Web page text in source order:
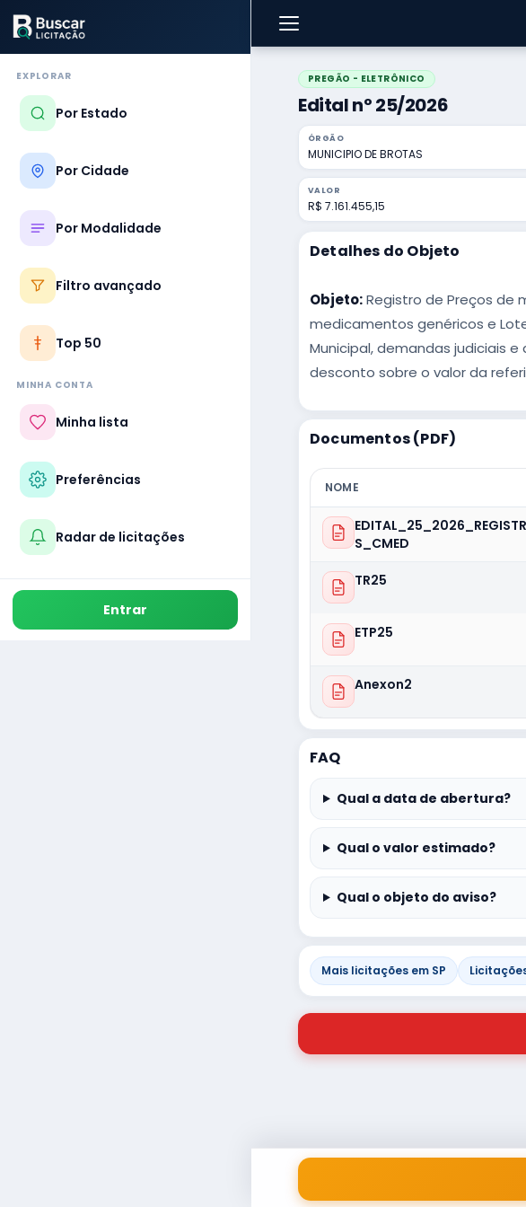
EXPLORAR
Por Estado
Por Cidade
Por Modalidade
Filtro avançado
Top 50
MINHA CONTA
Minha lista
Preferências
Radar de licitações
Entrar
PREGÃO - ELETRÔNICO
Edital nº 25/2026
ÓRGÃO
MUNICIPIO DE BROTAS
VALOR
R$ 7.161.455,15
Detalhes do Objeto
Objeto:Registro de Preços de
medicamentos genéricos e
Municipal, demandas judiciais
desconto sobre o valor da
Documentos (PDF)
NOME
S_CMED
TR25
ETP25
Anexon2
FAQ
Qual a data de abertura?
Qual o valor estimado?
Qual o objeto do aviso?
Mais licitações em SP